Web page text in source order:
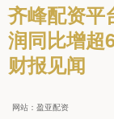
齐峰配资平
润同比增超
财报见闻
网站：盈亚配资